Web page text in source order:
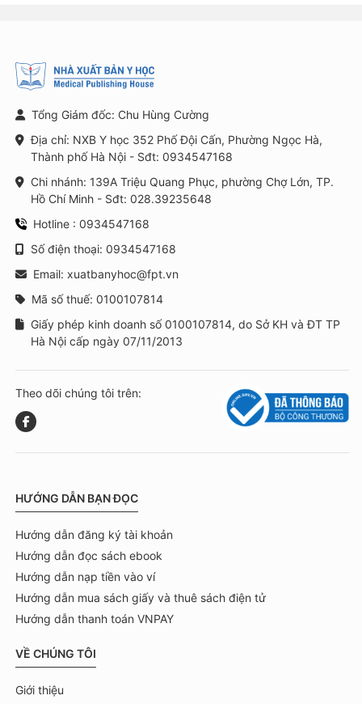
Tổng Giám đốc: Chu Hùng Cường
Địa chỉ: NXB Y học 352 Phố Đội Cấn, Phường Ngọc Hà,
Thành phố Hà Nội - Sđt: 0934547168
Chi nhánh: 139A Triệu Quang Phục, phường Chợ Lớn, TP.
Hồ Chí Minh - Sđt: 028.39235648
Hotline : 0934547168
Số điện thoại: 0934547168
Email: xuatbanyhoc@fpt.vn
Mã số thuế: 0100107814
Giấy phép kinh doanh số 0100107814, do Sở KH và ĐT TP
Hà Nội cấp ngày 07/11/2013
Theo dõi chúng tôi trên:
HƯỚNG DẪN BẠN ĐỌC
Hướng dẫn đăng ký tài khoản
Hướng dẫn đọc sách ebook
Hướng dẫn nạp tiền vào ví
Hướng dẫn mua sách giấy và thuê sách điện tử
Hướng dẫn thanh toán VNPAY
VỀ CHÚNG TÔI
Giới thiệu